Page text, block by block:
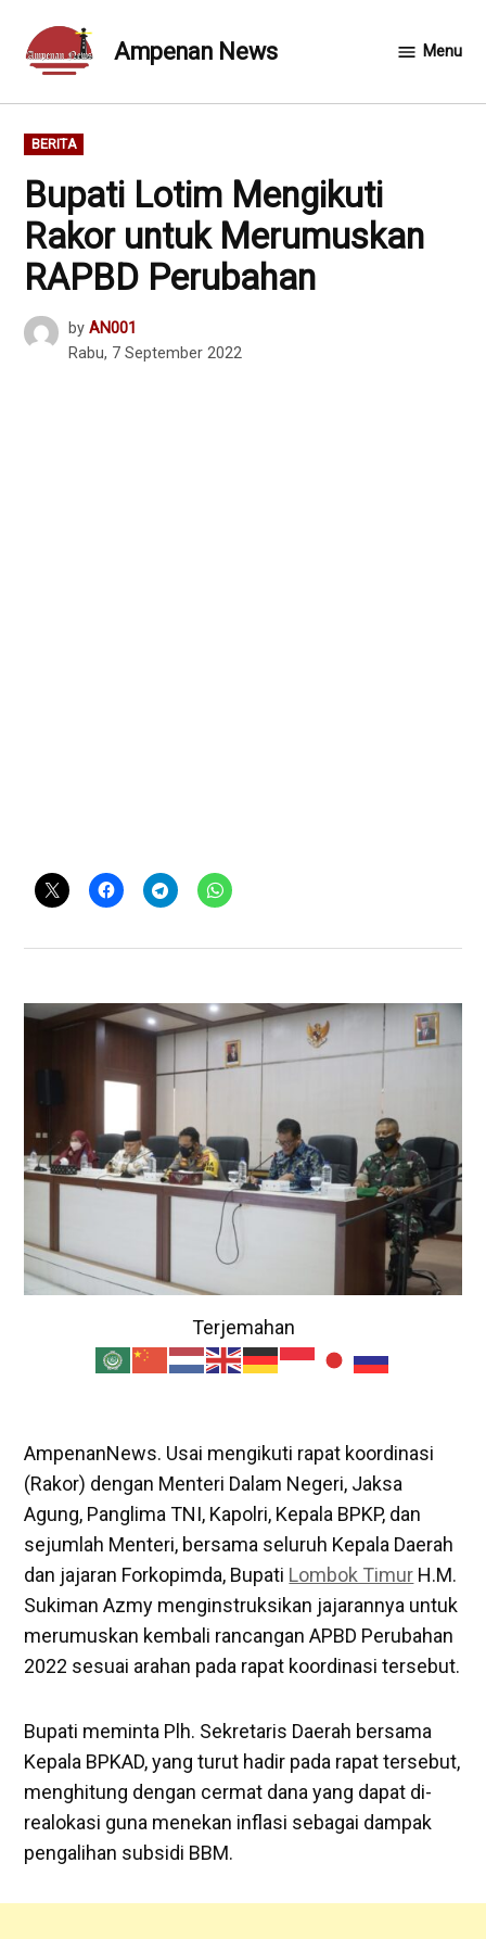
content
Ampenan News Menu
POSTED
IN
BERITA
Bupati Lotim Mengikuti
Rakor untuk Merumuskan
RAPBD Perubahan
by AN001
Rabu, 7 September 2022
Terjemahan
AmpenanNews. Usai mengikuti rapat koordinasi
(Rakor) dengan Menteri Dalam Negeri, Jaksa
Agung, Panglima TNI, Kapolri, Kepala BPKP, dan
sejumlah Menteri, bersama seluruh Kepala Daerah
dan jajaran Forkopimda, Bupati Lombok Timur H.M.
Sukiman Azmy menginstruksikan jajarannya untuk
merumuskan kembali rancangan APBD Perubahan
2022 sesuai arahan pada rapat koordinasi tersebut.
Bupati meminta Plh. Sekretaris Daerah bersama
Kepala BPKAD, yang turut hadir pada rapat tersebut,
menghitung dengan cermat dana yang dapat di-
realokasi guna menekan inflasi sebagai dampak
pengalihan subsidi BBM.